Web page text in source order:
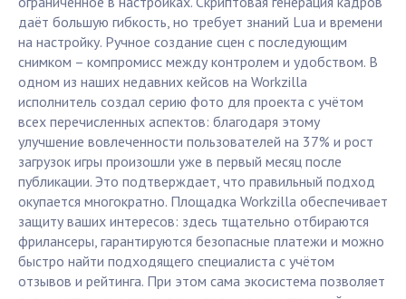
даёт большую гибкость, но требует знаний Lua и времени
на настройку. Ручное создание сцен с последующим
снимком – компромисс между контролем и удобством. В
одном из наших недавних кейсов на Workzilla
исполнитель создал серию фото для проекта с учётом
всех перечисленных аспектов: благодаря этому
улучшение вовлеченности пользователей на 37% и рост
загрузок игры произошли уже в первый месяц после
публикации. Это подтверждает, что правильный подход
окупается многократно. Площадка Workzilla обеспечивает
защиту ваших интересов: здесь тщательно отбираются
фрилансеры, гарантируются безопасные платежи и можно
быстро найти подходящего специалиста с учётом
отзывов и рейтинга. При этом сама экосистема позволяет